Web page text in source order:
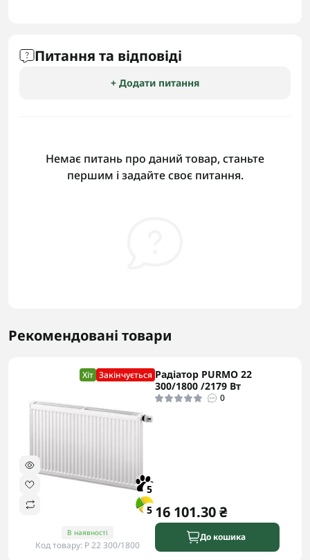
Питання та відповіді
+ Додати питання
Немає питань про даний товар, станьте
першим і задайте своє питання.
Рекомендовані товари
Хіт Закінчується
5
5
В наявності
Код товару: P 22 300/1800
Радіатор PURMO 22
300/1800 /2179 Вт
0
16 101.30 ₴
До кошика